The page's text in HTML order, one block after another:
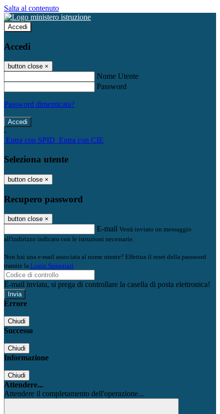
Salta al contenuto
Accedi
Accedi
button close ×
Nome Utente
Password
Password dimenticata?
-
Entra con SPID Entra con CIE
Seleziona utente
button close ×
Recupero password
button close ×
E-mail Verrà inviato un messaggio
all'indirizzo indicato con le istruzioni necessarie.
Non hai una e-mail associata al nome utente? Effettua il reset della password
tramite la Login Spaggiari
E-mail inviata, si prega di controllare la casella di posta elettronica!
Errore
Chiudi
Successo
Chiudi
Informazione
Chiudi
Attendere...
Attendere il completamento dell'operazione...